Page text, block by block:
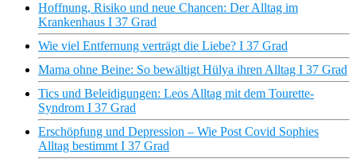
Hoffnung, Risiko und neue Chancen: Der Alltag im
Krankenhaus I 37 Grad
Wie viel Entfernung verträgt die Liebe? I 37 Grad
Mama ohne Beine: So bewältigt Hülya ihren Alltag I 37 Grad
Tics und Beleidigungen: Leos Alltag mit dem Tourette-
Syndrom I 37 Grad
Erschöpfung und Depression – Wie Post Covid Sophies
Alltag bestimmt I 37 Grad